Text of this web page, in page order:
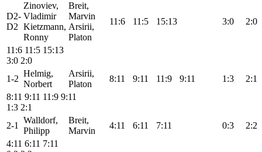
D2-
D2
Zinoviev,
Vladimir
Kietzmann,
Ronny
Breit,
Marvin
Arsirii,
Platon
11:6 11:5 15:13 3:0 2:0
11:6 11:5 15:13
3:0 2:0
1-2
Helmig,
Norbert
Arsirii,
Platon
8:11 9:11 11:9 9:11 1:3
2:1
8:11 9:11 11:9 9:11
1:3 2:1
2-1
Walldorf,
Philipp
Breit,
Marvin
4:11 6:11 7:11 0:3
2:2
4:11 6:11 7:11